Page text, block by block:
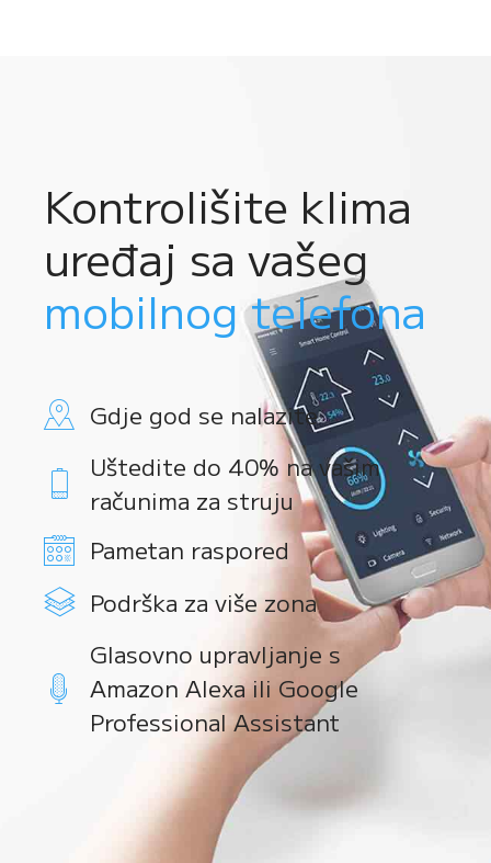
Kontrolišite klima
uređaj sa vašeg
mobilnog telefona
Gdje god se nalazite
Uštedite do 40% na vašim
računima za struju
Pametan raspored
Podrška za više zona
Glasovno upravljanje s
Amazon Alexa ili Google
Professional Assistant